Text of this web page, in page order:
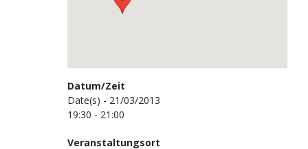
Datum/Zeit
Date(s) - 21/03/2013
19:30 - 21:00
Veranstaltungsort